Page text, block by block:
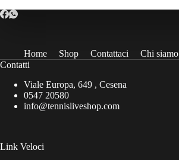
Home Shop Contattaci
Chi siamo
Contatti
Viale Europa, 649 , Cesena
0547 20580
info@tennisliveshop.com
Link Veloci